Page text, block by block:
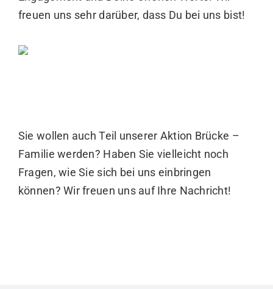
freuen uns sehr darüber, dass Du bei uns bist!
Sie wollen auch Teil unserer Aktion Brücke –
Familie werden? Haben Sie vielleicht noch
Fragen, wie Sie sich bei uns einbringen
können? Wir freuen uns auf Ihre Nachricht!